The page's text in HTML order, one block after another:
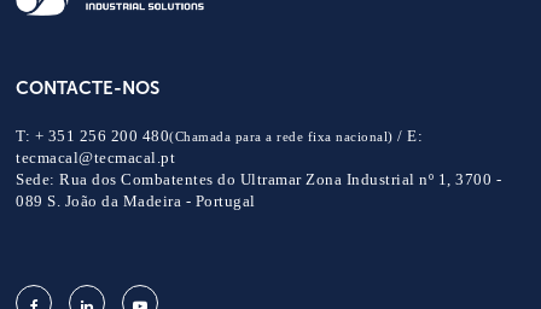
CONTACTE-NOS
T: + 351 256 200 480(Chamada para a rede fixa nacional) /E:
tecmacal@tecmacal.pt
Sede: Rua dos Combatentes do Ultramar Zona Industrial nº 1, 3700 -
089 S. João da Madeira - Portugal